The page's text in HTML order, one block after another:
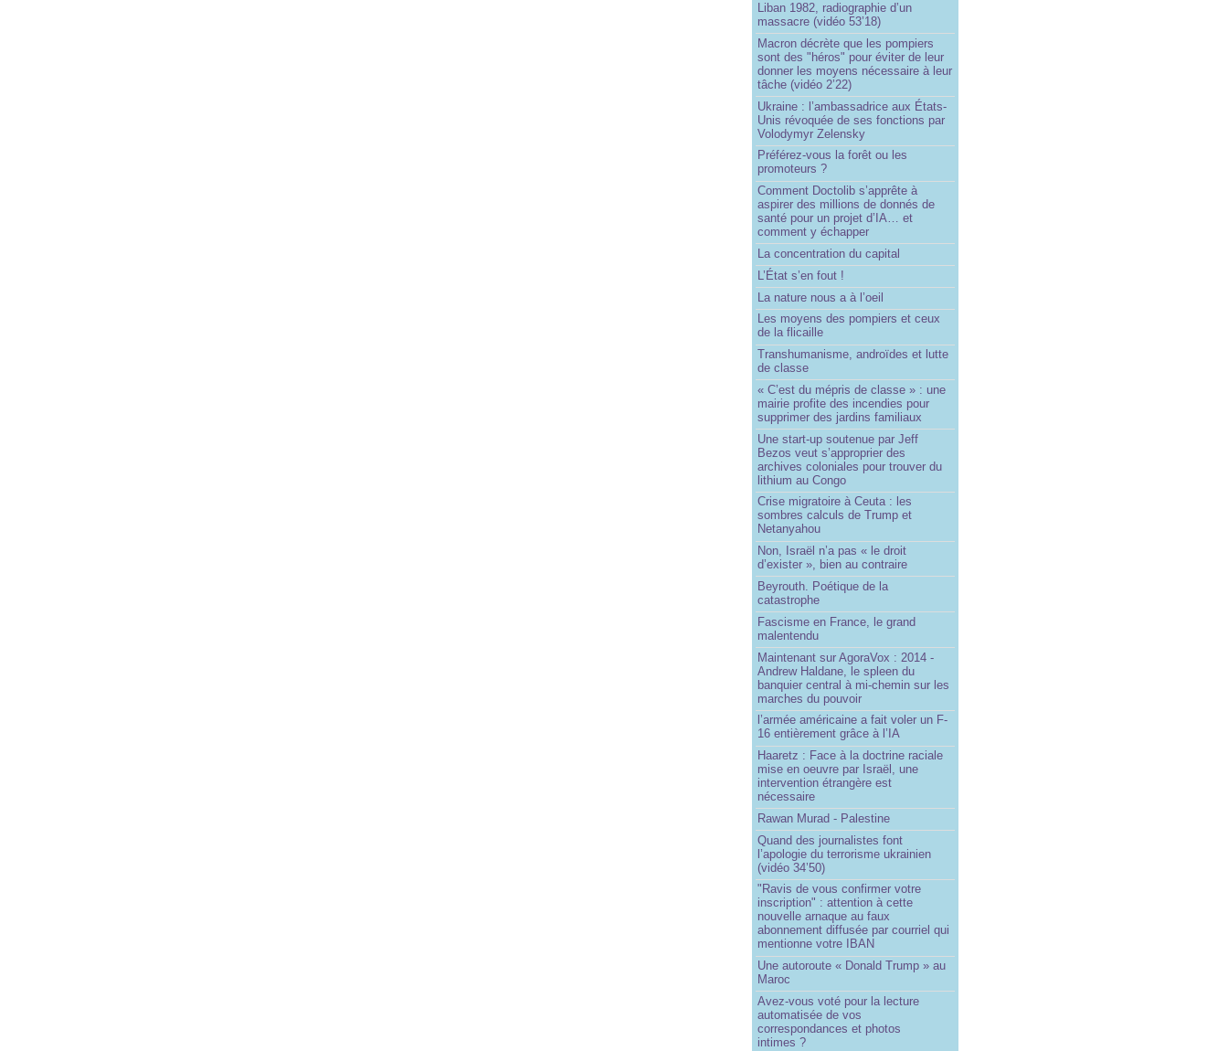
Liban 1982, radiographie d’un
massacre (vidéo 53’18)
Macron décrète que les pompiers
sont des "héros" pour éviter de leur
donner les moyens nécessaire à leur
tâche (vidéo 2’22)
Ukraine : l’ambassadrice aux États-
Unis révoquée de ses fonctions par
Volodymyr Zelensky
Préférez-vous la forêt ou les
promoteurs ?
Comment Doctolib s’apprête à
aspirer des millions de donnés de
santé pour un projet d’IA… et
comment y échapper
La concentration du capital
L’État s’en fout !
La nature nous a à l’oeil
Les moyens des pompiers et ceux
de la flicaille
Transhumanisme, androïdes et lutte
de classe
« C’est du mépris de classe » : une
mairie profite des incendies pour
supprimer des jardins familiaux
Une start-up soutenue par Jeff
Bezos veut s’approprier des
archives coloniales pour trouver du
lithium au Congo
Crise migratoire à Ceuta : les
sombres calculs de Trump et
Netanyahou
Non, Israël n’a pas « le droit
d’exister », bien au contraire
Beyrouth. Poétique de la
catastrophe
Fascisme en France, le grand
malentendu
Maintenant sur AgoraVox : 2014 -
Andrew Haldane, le spleen du
banquier central à mi-chemin sur les
marches du pouvoir
l’armée américaine a fait voler un F-
16 entièrement grâce à l’IA
Haaretz : Face à la doctrine raciale
mise en oeuvre par Israël, une
intervention étrangère est
nécessaire
Rawan Murad - Palestine
Quand des journalistes font
l’apologie du terrorisme ukrainien
(vidéo 34’50)
"Ravis de vous confirmer votre
inscription" : attention à cette
nouvelle arnaque au faux
abonnement diffusée par courriel qui
mentionne votre IBAN
Une autoroute « Donald Trump » au
Maroc
Avez-vous voté pour la lecture
automatisée de vos
correspondances et photos
intimes ?